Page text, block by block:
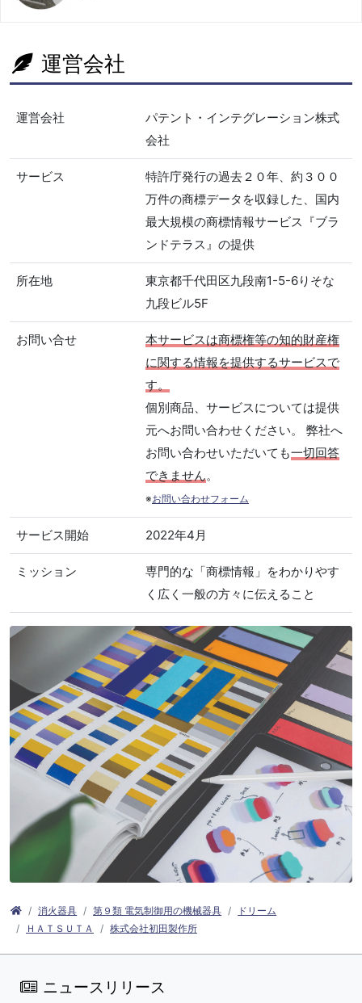
運営会社
運営会社
パテント・インテグレーション株式
会社
サービス
特許庁発行の過去２０年、約３００
万件の商標データを収録した、国内
最大規模の商標情報サービス『ブラ
ンドテラス』の提供
所在地
東京都千代田区九段南1-5-6りそな
九段ビル5F
お問い合せ
本サービスは商標権等の知的財産権
に関する情報を提供するサービスで
す。
個別商品、サービスについては提供
元へお問い合わせください。 弊社へ
お問い合わせいただいても一切回答
できません。
※お問い合わせフォーム
サービス開始 2022年4月
ミッション
専門的な「商標情報」をわかりやす
く広く一般の方々に伝えること
消火器具 第９類 電気制御用の機械器具
ドリーム
ＨＡＴＳＵＴＡ
株式会社初田製作所
ニュースリリース